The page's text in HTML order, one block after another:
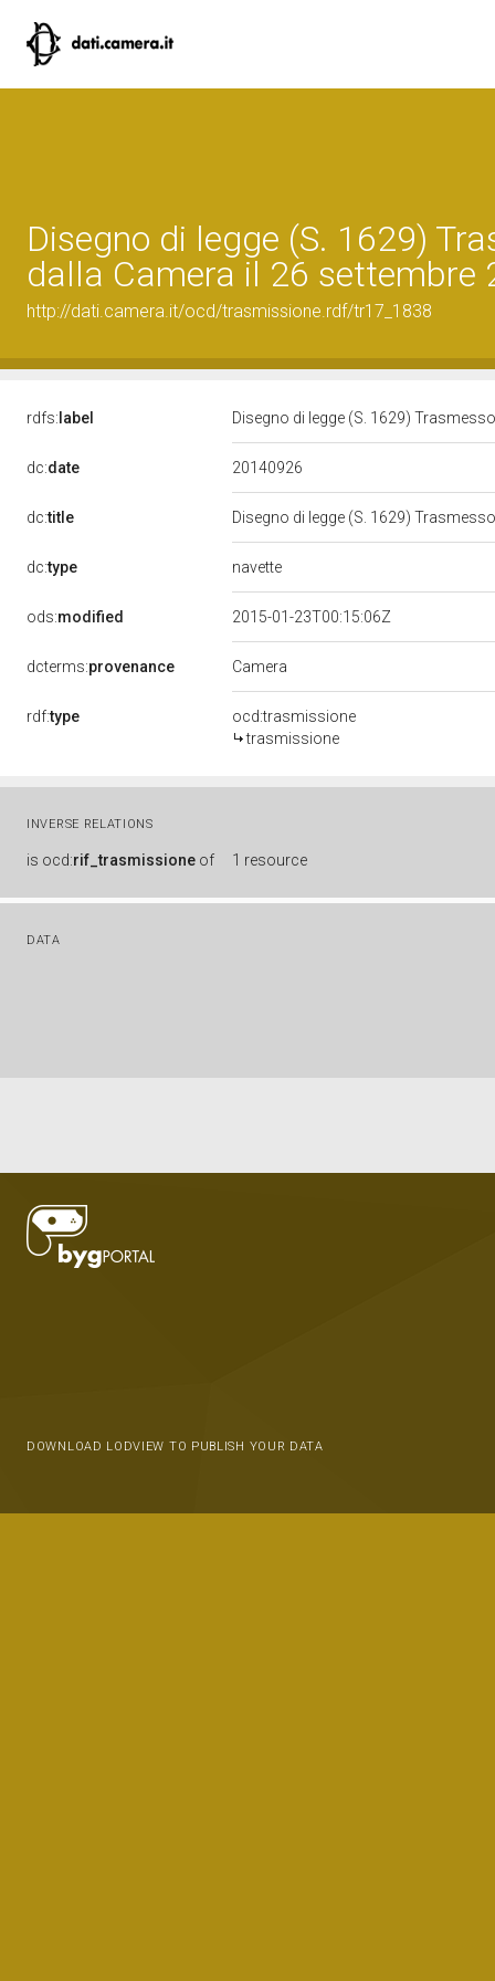
Disegno di legge (S. 1629)
dalla Camera il 26 settembre
http://dati.camera.it/ocd/trasmissione.rdf/tr17_1838
rdfs: label Disegno di legge (S. 1629)
dc:date 20140926
dc:title Disegno di legge (S. 1629)
dc:type navette
ods:modified 2015-01-23T00:15:06Z
dcterms:provenance Camera
rdf:type
ocd:trasmissione
trasmissione
INVERSE RELATIONS
is ocd:rif_trasmissione of 1 resource
DATA
DOWNLOAD LODVIEW TO PUBLISH YOUR DATA